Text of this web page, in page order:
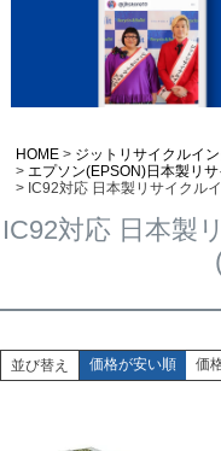
HOME
ジットリサイクルイン
エプソン(EPSON)日本製リ
IC92対応 日本製リサイクル
IC92対応 日本製
並び替え 価格が安い順 価